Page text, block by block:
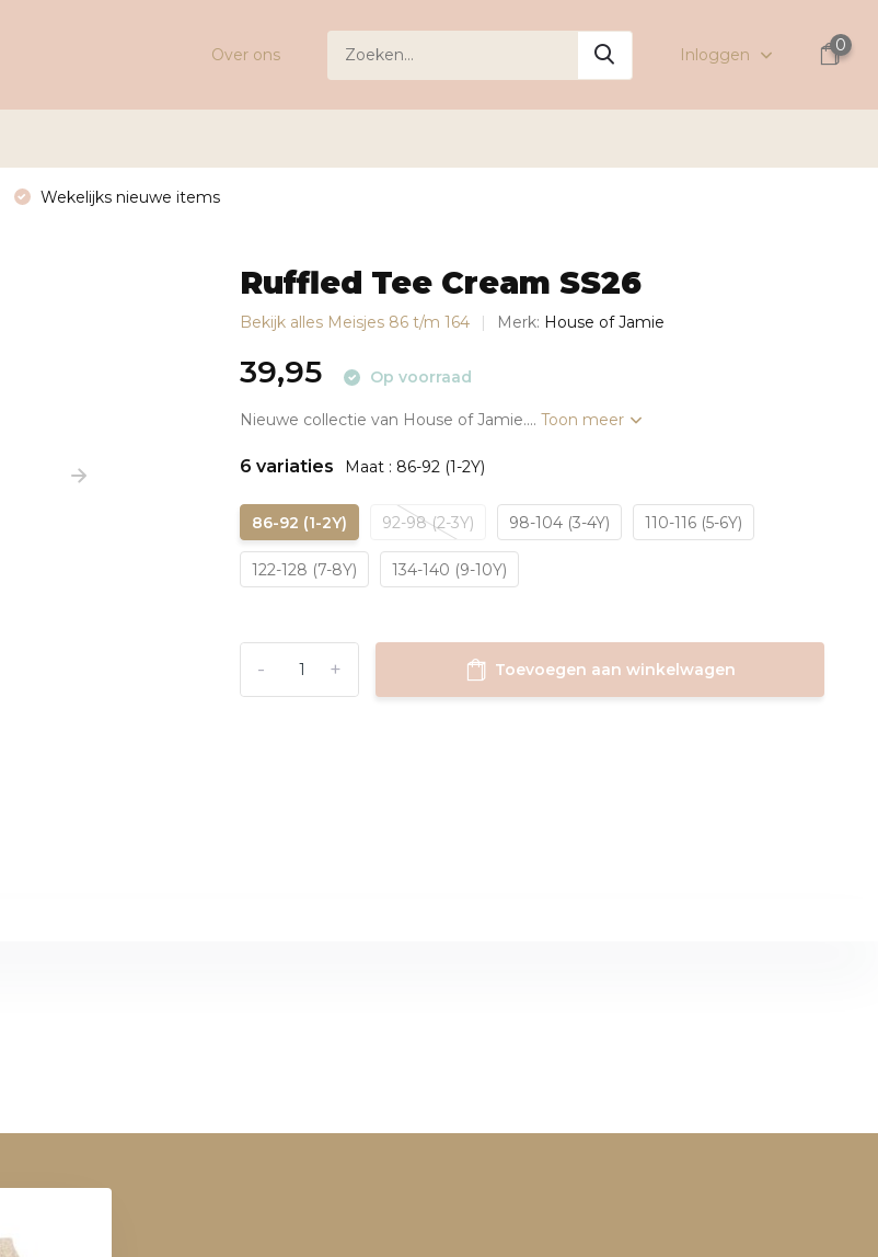
Over ons Inloggen
0
Wekelijks nieuwe items
Ruffled Tee Cream SS26
Bekijk alles Meisjes 86 t/m 164 Merk: House of Jamie
39,95 Op voorraad
Nieuwe collectie van House of Jamie....Toon meer
6 variaties Maat : 86-92 (1-2Y)
86-92 (1-2Y) 92-98 (2-3Y) 98-104 (3-4Y) 110-116 (5-6Y)
122-128 (7-8Y) 134-140 (9-10Y)
+
- Toevoegen aan winkelwagen